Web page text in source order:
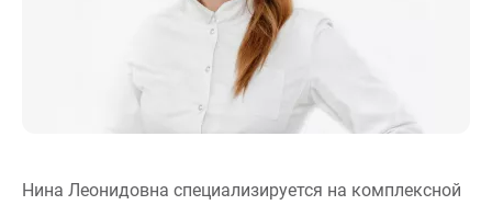
Нина Леонидовна специализируется на комплексной